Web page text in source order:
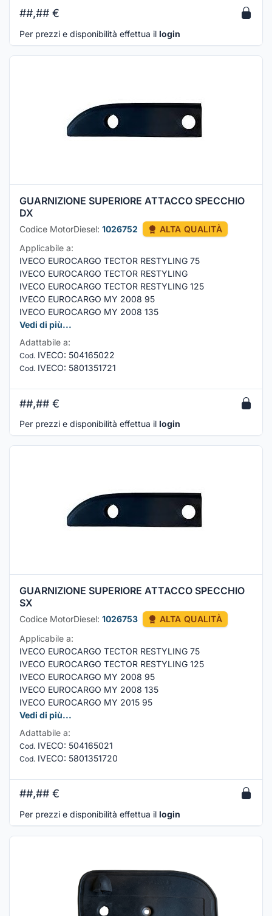
##,## €
Per prezzi e disponibilità effettua il login
GUARNIZIONE SUPERIORE ATTACCO SPECCHIO
DX
Codice MotorDiesel: 1026752
ALTA QUALITÀ
Applicabile a:
IVECO EUROCARGO TECTOR RESTYLING 75
IVECO EUROCARGO TECTOR RESTYLING
IVECO EUROCARGO TECTOR RESTYLING 125
IVECO EUROCARGO MY 2008 95
IVECO EUROCARGO MY 2008 135
Vedi di più...
Adattabile a:
Cod. IVECO: 504165022
Cod. IVECO: 5801351721
##,## €
Per prezzi e disponibilità effettua il login
GUARNIZIONE SUPERIORE ATTACCO SPECCHIO
SX
Codice MotorDiesel: 1026753
ALTA QUALITÀ
Applicabile a:
IVECO EUROCARGO TECTOR RESTYLING 75
IVECO EUROCARGO TECTOR RESTYLING 125
IVECO EUROCARGO MY 2008 95
IVECO EUROCARGO MY 2008 135
IVECO EUROCARGO MY 2015 95
Vedi di più...
Adattabile a:
Cod. IVECO: 504165021
Cod. IVECO: 5801351720
##,## €
Per prezzi e disponibilità effettua il login